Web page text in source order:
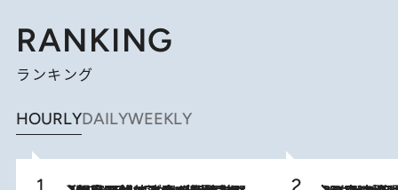
RANKING
ランキング
HOURLYDAILYWEEKLY